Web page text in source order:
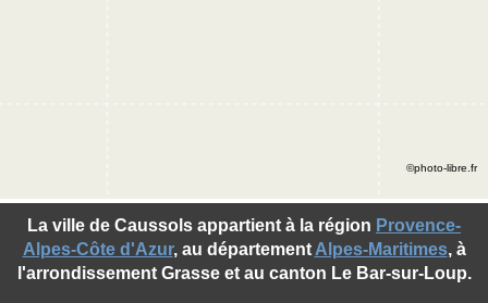
La ville de Caussols appartient à la région Provence-
Alpes-Côte d'Azur, au département Alpes-Maritimes, à
l'arrondissement Grasse et au canton Le Bar-sur-Loup.
©photo-libre.fr